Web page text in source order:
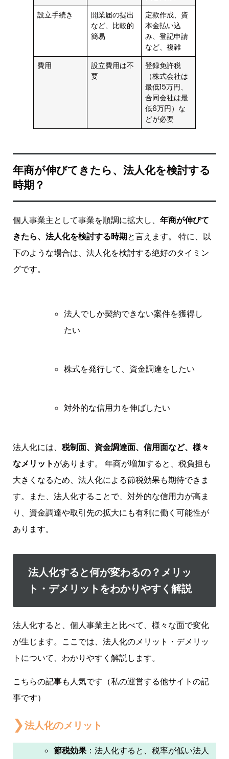
設立手続き
開業届の提出
など、比較的
簡易
定款作成、資
本金払い込
み、登記申請
など、複雑
費用
設立費用は不
要
登録免許税
（株式会社は
最低15万円、
合同会社は最
低6万円）な
どが必要
年商が伸びてきたら、法人化を検討する
時期？
個人事業主として事業を順調に拡大し、 年商が伸びて
きたら、法人化を検討する時期と言えます。 特に、以
下のような場合は、法人化を検討する絶好のタイミン
グです。
法人でしか契約できない案件を獲得し
たい
株式を発行して、資金調達をしたい
対外的な信用力を伸ばしたい
法人化には、 税制面、資金調達面、信用面など、様々
なメリットがあります。 年商が増加すると、税負担も
大きくなるため、法人化による節税効果も期待できま
す。また、法人化することで、対外的な信用力が高ま
り、資金調達や取引先の拡大にも有利に働く可能性が
あります。
法人化すると何が変わるの？メリッ
ト・デメリットをわかりやすく解説
法人化すると、個人事業主と比べて、様々な面で変化
が生じます。ここでは、法人化のメリット・デメリッ
トについて、わかりやすく解説します。
こちらの記事も人気です（私の運営する他サイトの記
事です）
法人化のメリット
節税効果 ：法人化すると、税率が低い法人